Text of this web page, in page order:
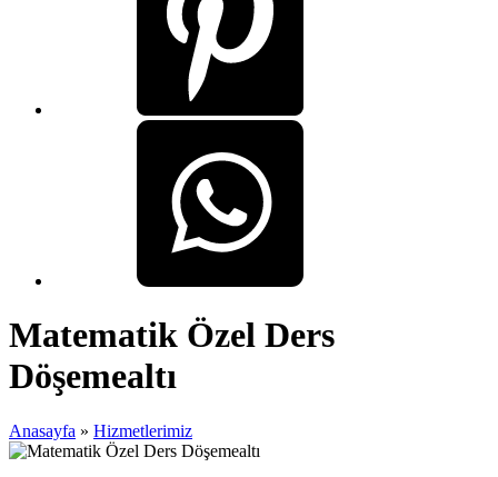
Matematik Özel Ders
Döşemealtı
Anasayfa » Hizmetlerimiz